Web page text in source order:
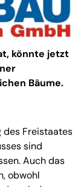
könnte jetzt
Bäume.
des Freistaates
sind
Auch das
obwohl